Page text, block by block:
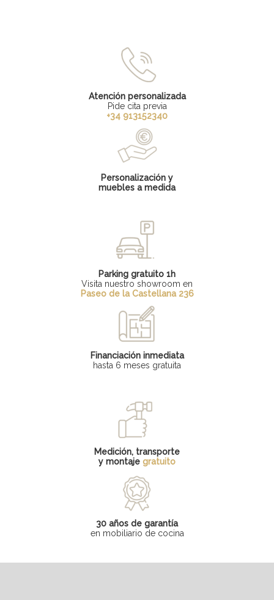
Atención personalizada
Pide cita previa
+34 913152340
Personalización y
muebles a medida
Parking gratuito 1h
Visita nuestro showroom en
Paseo de la Castellana 236
Financiación inmediata
hasta 6 meses gratuita
Medición, transporte
y montaje gratuito
30 años de garantía
en mobiliario de cocina